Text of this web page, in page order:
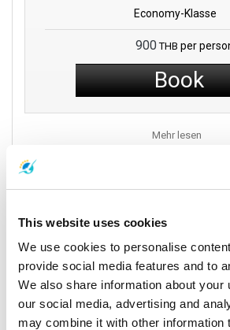
This website uses cookies
We use cookies to personalise
provide social media features and to
We also share information about your
our social media, advertising and
may combine it with other information
Indem es als Ihr Eingang dient,
Flughafen Hat Yai nicht nur die Stadt Hat
öffnet auch Türen zur breiteren Provinz
Der internationale Flughafen Hat Yai bietet
Speisemöglichkeiten für jeden Geschmack.
Sie können leicht Stellen zum
Sie werden möglicherweise nicht viel
Informationsschalter und Schilder führen Sie
Die Routen von Hat Yai sind vielfältig. Sie
Lipe, Phuket und sogar Kuala Lumpur
Economy-Klasse
900 THB per
Book
Mehr lesen